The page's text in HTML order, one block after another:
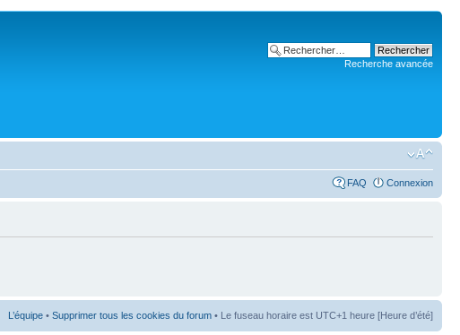
Recherche avancée
FAQ Connexion
L’équipe • Supprimer tous les cookies du forum • Le fuseau horaire est UTC+1 heure [Heure d’été]